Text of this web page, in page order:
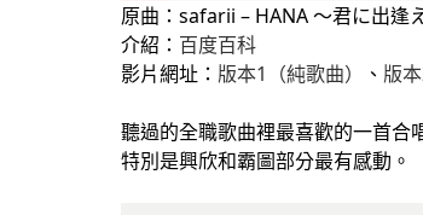
原曲：safarii – HANA ～君に出逢
介紹： 百度百科
影片網址： 版本1（純歌曲） 、 版
聽過的全職歌曲裡最喜歡的一首合
特別是興欣和霸圖部分最有感動。